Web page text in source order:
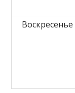
Воскресенье